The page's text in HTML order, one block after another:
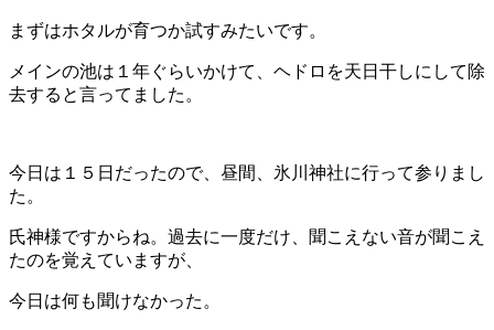
まずはホタルが育つか試すみたいです。
メインの池は１年ぐらいかけて、ヘドロを天日干しにして除
去すると言ってました。
今日は１５日だったので、昼間、氷川神社に行って参りまし
た。
氏神様ですからね。過去に一度だけ、聞こえない音が聞こえ
たのを覚えていますが、
今日は何も聞けなかった。